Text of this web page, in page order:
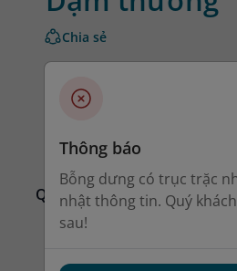
Thông báo
Bỗng dưng có trục trặc
nhật thông tin. Quý
sau!
Chia sẻ
Ưu đãi của tôi
Quý khách có hài lòng với